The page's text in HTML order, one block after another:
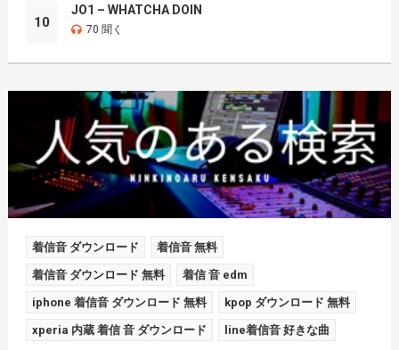
10
JO1 – WHATCHA DOIN
70 聞く
着信音 ダウンロード 着信音 無料
着信音 ダウンロード 無料 着信 音 edm
iphone 着信音 ダウンロード 無料 kpop ダウンロード 無料
xperia 内蔵 着信 音 ダウンロード line着信音 好きな曲